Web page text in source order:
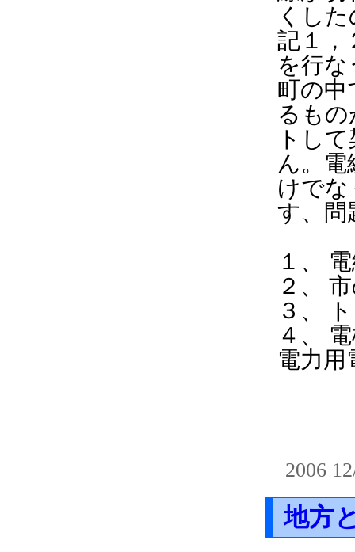
くし
記１，
を行
町の中
るも
トし
ん。
けで
す、問
１、
２、
３、
４、
電力用
2006
地方